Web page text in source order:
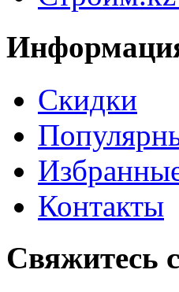
Скидки
Контакты
Свяжитесь